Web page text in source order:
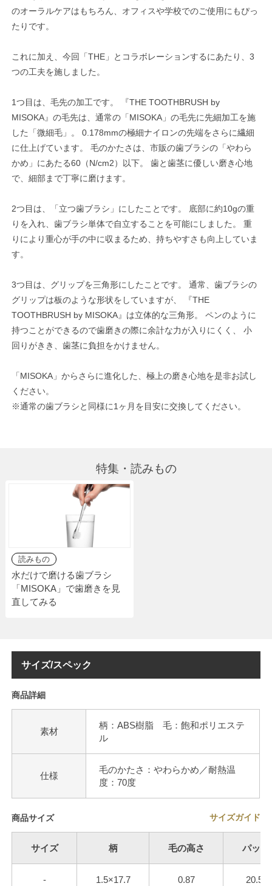
のオーラルケアはもちろん、オフィスや学校でのご使用にもぴっ
たりです。
これに加え、今回「THE」とコラボレーションするにあたり、3
つの工夫を施しました。
1つ目は、毛先の加工です。 『THE TOOTHBRUSH by
MISOKA』の毛先は、通常の「MISOKA」の毛先に先細加工を施
した「微細毛」。 0.178mmの極細ナイロンの先端をさらに繊細
に仕上げています。 毛のかたさは、市販の歯ブラシの「やわら
かめ」にあたる60（N/cm2）以下。 歯と歯茎に優しい磨き心地
で、細部まで丁寧に磨けます。
2つ目は、「立つ歯ブラシ」にしたことです。 底部に約10gの重
りを入れ、歯ブラシ単体で自立することを可能にしました。 重
りにより重心が手の中に収まるため、持ちやすさも向上していま
す。
3つ目は、グリップを三角形にしたことです。 通常、歯ブラシの
グリップは板のような形状をしていますが、 『THE
TOOTHBRUSH by MISOKA』は立体的な三角形。 ペンのように
持つことができるので歯磨きの際に余計な力が入りにくく、 小
回りがきき、歯茎に負担をかけません。
「MISOKA」からさらに進化した、極上の磨き心地を是非お試し
ください。
※通常の歯ブラシと同様に1ヶ月を目安に交換してください。
特集・読みもの
読みもの
水だけで磨ける歯ブラシ
「MISOKA」で歯磨きを見
直してみる
サイズ/スペック
商品詳細
素材
柄：ABS樹脂 毛：飽和ポリエステ
ル
仕様
毛のかたさ：やわらかめ／耐熱温
度：70度
商品サイズ サイズガイド
サイズ 柄 毛の高さ パッケ
- 1.5×17.7 0.87